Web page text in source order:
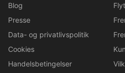
Blog
Presse
Data- og privatlivspolitik
Cookies
Handelsbetingelser